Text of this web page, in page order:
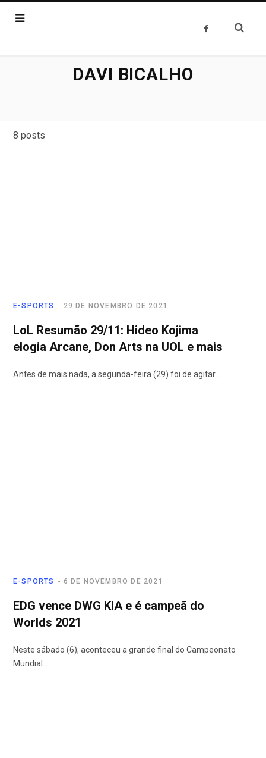
F
DAVI BICALHO
8 posts
E-SPORTS 29 DE NOVEMBRO DE 2021
LoL Resumão 29/11: Hideo Kojima
elogia Arcane, Don Arts na UOL e mais
Antes de mais nada, a segunda-feira (29) foi de agitar…
E-SPORTS 6 DE NOVEMBRO DE 2021
EDG vence DWG KIA e é campeã do
Worlds 2021
Neste sábado (6), aconteceu a grande final do Campeonato
Mundial…